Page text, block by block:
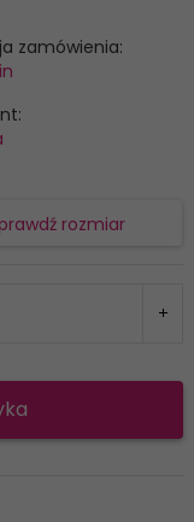
zamówienia:
rozmiar